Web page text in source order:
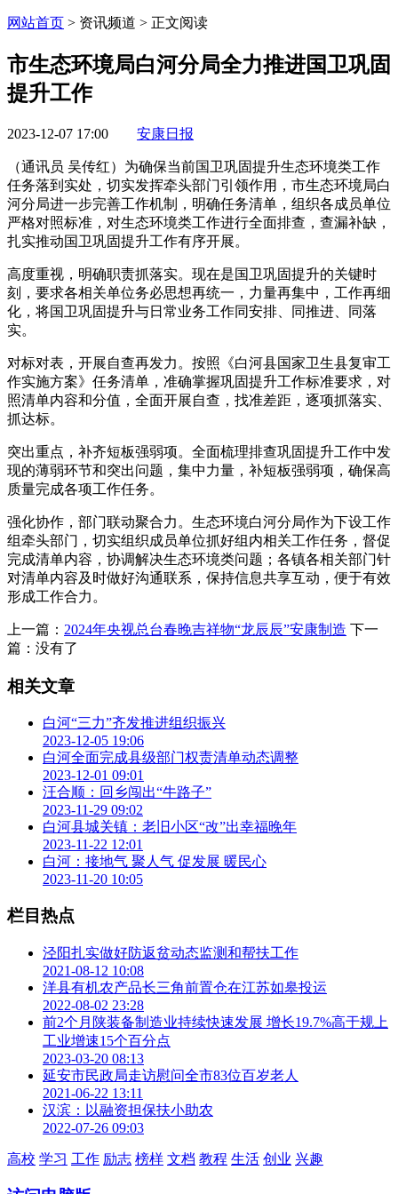
网站首页 > 资讯频道 > 正文阅读
市生态环境局白河分局全力推进国卫巩固
提升工作
2023-12-07 17:00 安康日报
（通讯员 吴传红）为确保当前国卫巩固提升生态环境类工作
任务落到实处，切实发挥牵头部门引领作用，市生态环境局白
河分局进一步完善工作机制，明确任务清单，组织各成员单位
严格对照标准，对生态环境类工作进行全面排查，查漏补缺，
扎实推动国卫巩固提升工作有序开展。
高度重视，明确职责抓落实。现在是国卫巩固提升的关键时
刻，要求各相关单位务必思想再统一，力量再集中，工作再细
化，将国卫巩固提升与日常业务工作同安排、同推进、同落
实。
对标对表，开展自查再发力。按照《白河县国家卫生县复审工
作实施方案》任务清单，准确掌握巩固提升工作标准要求，对
照清单内容和分值，全面开展自查，找准差距，逐项抓落实、
抓达标。
突出重点，补齐短板强弱项。全面梳理排查巩固提升工作中发
现的薄弱环节和突出问题，集中力量，补短板强弱项，确保高
质量完成各项工作任务。
强化协作，部门联动聚合力。生态环境白河分局作为下设工作
组牵头部门，切实组织成员单位抓好组内相关工作任务，督促
完成清单内容，协调解决生态环境类问题；各镇各相关部门针
对清单内容及时做好沟通联系，保持信息共享互动，便于有效
形成工作合力。
上一篇： 2024年央视总台春晚吉祥物“龙辰辰”安康制造 下一
篇：没有了
相关文章
白河“三力”齐发推进组织振兴
2023-12-05 19:06
白河全面完成县级部门权责清单动态调整
2023-12-01 09:01
汪合顺：回乡闯出“牛路子”
2023-11-29 09:02
白河县城关镇：老旧小区“改”出幸福晚年
2023-11-22 12:01
白河：接地气 聚人气 促发展 暖民心
2023-11-20 10:05
栏目热点
泾阳扎实做好防返贫动态监测和帮扶工作
2021-08-12 10:08
洋县有机农产品长三角前置仓在江苏如皋投运
2022-08-02 23:28
前2个月陕装备制造业持续快速发展 增长19.7%高于规上
工业增速15个百分点
2023-03-20 08:13
延安市民政局走访慰问全市83位百岁老人
2021-06-22 13:11
汉滨：以融资担保扶小助农
2022-07-26 09:03
高校 学习 工作 励志 榜样 文档 教程 生活 创业 兴趣